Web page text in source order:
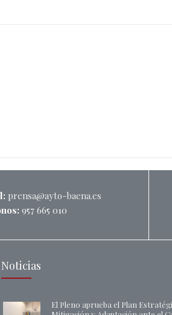
prensa@ayto-baena.es
957 665 010
Noticias
El Pleno aprueba el Plan